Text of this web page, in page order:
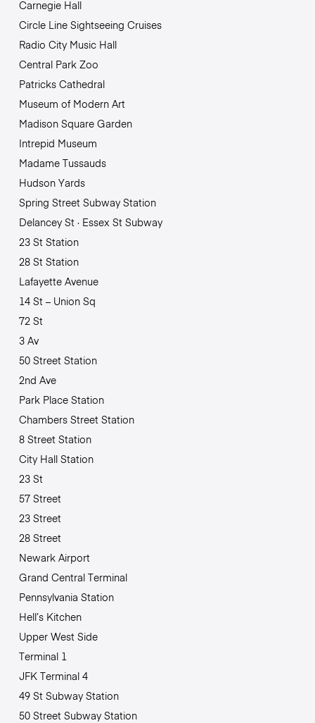
Carnegie Hall
Circle Line Sightseeing Cruises
Radio City Music Hall
Central Park Zoo
Patricks Cathedral
Museum of Modern Art
Madison Square Garden
Intrepid Museum
Madame Tussauds
Hudson Yards
Spring Street Subway Station
Delancey St · Essex St Subway
23 St Station
28 St Station
Lafayette Avenue
14 St – Union Sq
72 St
3 Av
50 Street Station
2nd Ave
Park Place Station
Chambers Street Station
8 Street Station
City Hall Station
23 St
57 Street
23 Street
28 Street
Newark Airport
Grand Central Terminal
Pennsylvania Station
Hell’s Kitchen
Upper West Side
Terminal 1
JFK Terminal 4
49 St Subway Station
50 Street Subway Station